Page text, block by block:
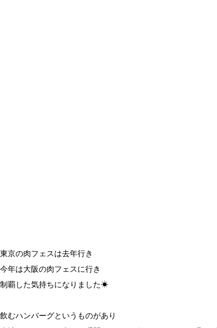
東京の肉フェスは去年行き
今年は大阪の肉フェスに行き
制覇した気持ちになりました☀
飲むハンバーグというものがあり